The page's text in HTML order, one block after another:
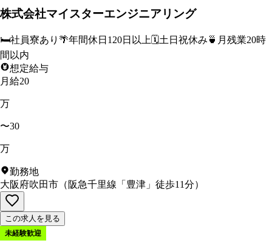
株式会社マイスターエンジニアリング
🛏️社員寮あり 🌴年間休日120日以上 🗓️土日祝休み 🍵 月残業20時
間以内
想定給与
月給20
万
〜30
万
勤務地
大阪府吹田市 （ 阪急千里線「豊津」徒歩11分）
この求人を見る
未経験歓迎